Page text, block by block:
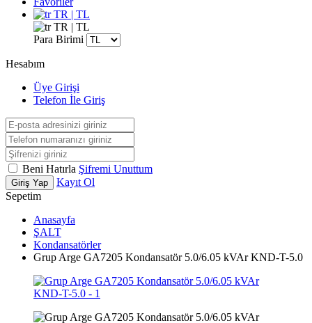
TR | TL
TR | TL
Para Birimi
Hesabım
Üye Girişi
Telefon İle Giriş
Beni Hatırla Şifremi Unuttum
Giriş Yap
Kayıt Ol
Sepetim
Anasayfa
ŞALT
Kondansatörler
Grup Arge GA7205 Kondansatör 5.0/6.05 kVAr KND-T-5.0